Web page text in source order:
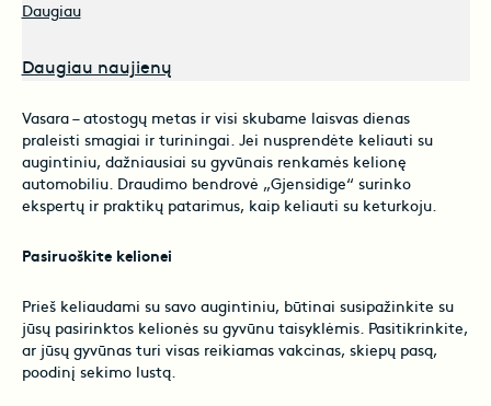
Daugiau
Daugiau naujienų
Vasara – atostogų metas ir visi skubame laisvas dienas
praleisti smagiai ir turiningai. Jei nusprendėte keliauti su
augintiniu, dažniausiai su gyvūnais renkamės kelionę
automobiliu. Draudimo bendrovė „Gjensidige“ surinko
ekspertų ir praktikų patarimus, kaip keliauti su keturkoju.
Pasiruoškite kelionei
Prieš keliaudami su savo augintiniu, būtinai susipažinkite su
jūsų pasirinktos kelionės su gyvūnu taisyklėmis. Pasitikrinkite,
ar jūsų gyvūnas turi visas reikiamas vakcinas, skiepų pasą,
poodinį sekimo lustą.